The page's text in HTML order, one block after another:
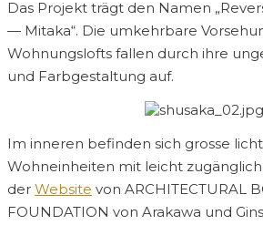
Das Projekt trägt den Namen
— Mitaka“. Die umkehrbare
Wohnungslofts fallen durch ihre
und Farbgestaltung auf.
Im inneren befinden sich grosse
Wohneinheiten mit leicht
der Website von ARCHITECTURAL
FOUNDATION von Arakawa und